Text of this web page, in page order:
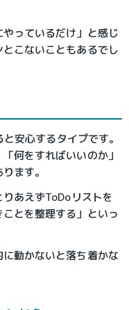
っているだけ」と感じ
こないこともあるでし
安心するタイプです。
何をすればいいのか」
ます。
あえずToDoリストを
とを整理する」といっ
動かないと落ち着かな